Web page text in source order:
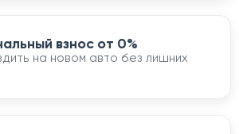
взнос от 0%
на новом авто без лишних